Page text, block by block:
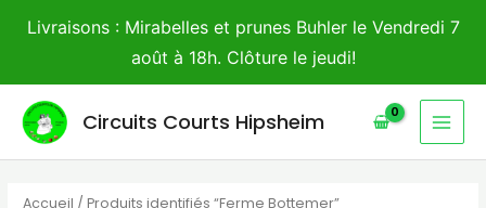
Livraisons : Mirabelles et prunes Buhler le Vendredi 7
août à 18h. Clôture le jeudi!
Circuits Courts Hipsheim
Accueil / Produits identifiés “Ferme Bottemer”